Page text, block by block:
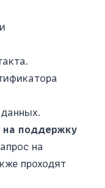
на поддержку
на
проходят